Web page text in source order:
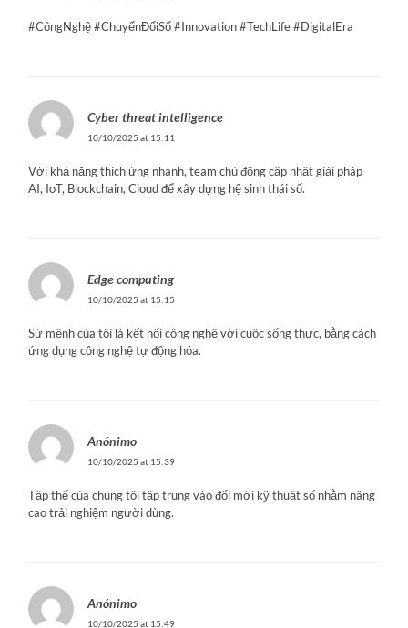
#CôngNghệ #ChuyểnĐổiSố #Innovation #TechLife #DigitalEra
Cyber threat intelligence
10/10/2025 at 15:11
Với khả năng thích ứng nhanh, team chủ động cập nhật giải pháp
AI, IoT, Blockchain, Cloud để xây dựng hệ sinh thái số.
Edge computing
10/10/2025 at 15:15
Sứ mệnh của tôi là kết nối công nghệ với cuộc sống thực, bằng cách
ứng dụng công nghệ tự động hóa.
Anónimo
10/10/2025 at 15:39
Tập thể của chúng tôi tập trung vào đổi mới kỹ thuật số nhằm nâng
cao trải nghiệm người dùng.
Anónimo
10/10/2025 at 15:49